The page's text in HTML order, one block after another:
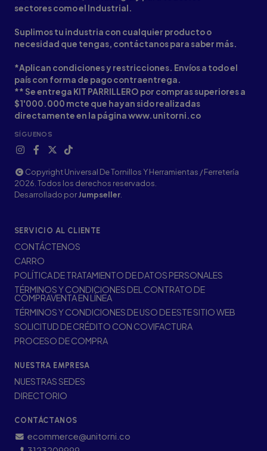
sectores como el Industrial.
Suplimos tu industria con cualquier producto o
necesidad que tengas, contáctanos para saber más.
*Aplican condiciones y restricciones. Envíos a todo el
país con forma de pago contraentrega.
** Se entrega KIT PARRILLERO por compras superiores a
$1'000.000 mcte que hayan sido realizadas
directamente en la página www.unitorni.co
SÍGUENOS
Copyright Universal De Tornillos Y Herramientas / Ferretería
2026. Todos los derechos reservados.
Desarrollado porJumpseller
SERVICIO AL CLIENTE
CONTÁCTENOS
CARRO
POLÍTICA DE TRATAMIENTO DE DATOS PERSONALES
TÉRMINOS Y CONDICIONES DEL CONTRATO DE
COMPRAVENTA EN LÍNEA
TÉRMINOS Y CONDICIONES DE USO DE ESTE SITIO WEB
SOLICITUD DE CRÉDITO CON COVIFACTURA
PROCESO DE COMPRA
NUESTRA EMPRESA
NUESTRAS SEDES
DIRECTORIO
CONTÁCTANOS
ecommerce@unitorni.co